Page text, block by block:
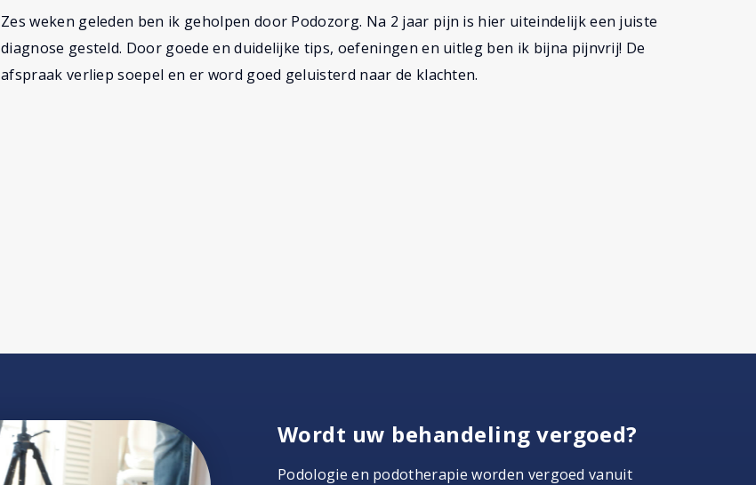
Zes weken geleden ben ik geholpen door Podozorg. Na 2 jaar pijn is hier uiteindelijk een juiste
diagnose gesteld. Door goede en duidelijke tips, oefeningen en uitleg ben ik bijna pijnvrij! De
afspraak verliep soepel en er word goed geluisterd naar de klachten.
Wordt uw behandeling vergoed?
Podologie en podotherapie worden vergoed vanuit